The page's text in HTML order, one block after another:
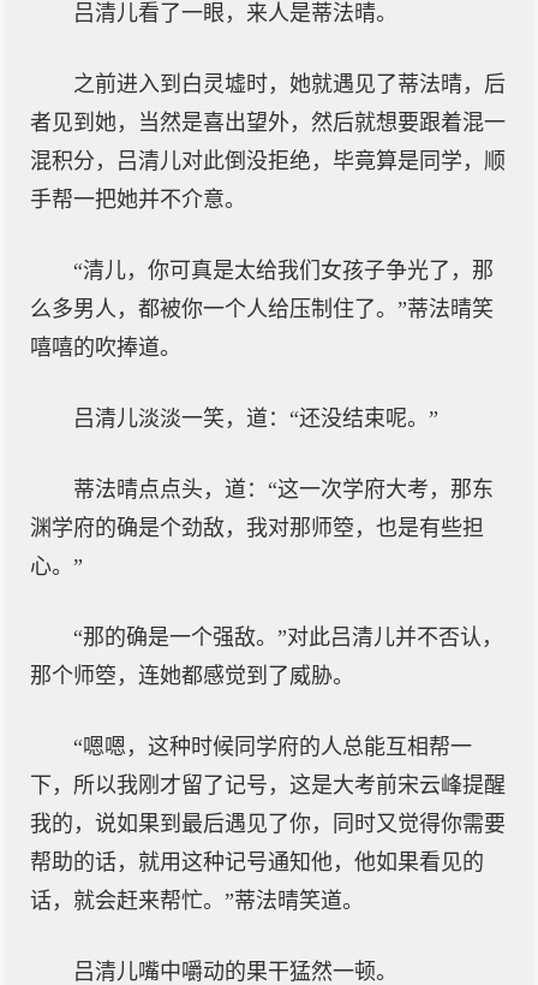
吕清儿看了一眼，来人是蒂法晴。
之前进入到白灵墟时，她就遇见了蒂法晴，后
者见到她，当然是喜出望外，然后就想要跟着混一
混积分，吕清儿对此倒没拒绝，毕竟算是同学，顺
手帮一把她并不介意。
“清儿，你可真是太给我们女孩子争光了，那
么多男人，都被你一个人给压制住了。”蒂法晴笑
嘻嘻的吹捧道。
吕清儿淡淡一笑，道：“还没结束呢。”
蒂法晴点点头，道：“这一次学府大考，那东
渊学府的确是个劲敌，我对那师箜，也是有些担
心。”
“那的确是一个强敌。”对此吕清儿并不否认，
那个师箜，连她都感觉到了威胁。
“嗯嗯，这种时候同学府的人总能互相帮一
下，所以我刚才留了记号，这是大考前宋云峰提醒
我的，说如果到最后遇见了你，同时又觉得你需要
帮助的话，就用这种记号通知他，他如果看见的
话，就会赶来帮忙。”蒂法晴笑道。
吕清儿嘴中嚼动的果干猛然一顿。